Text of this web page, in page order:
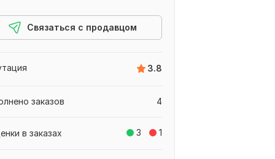
Связаться с продавцом
3.8
4
заказов
3 1
в заказах